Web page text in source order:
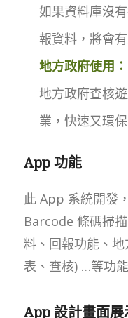
如果資料庫沒
報資料，將會
地方政府使用：
地方政府查核
業，快速又環保
App 功能
此 App 系統開發
Barcode 條碼掃
料、回報功能、
表、查核) …等功能
App 設計畫面展